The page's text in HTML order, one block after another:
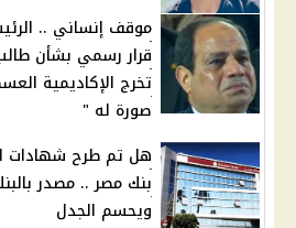
موقف إنساني ..
قرار رسمي بشأن
تخرج الإكاديمية
صورة له "
بنك مصر .. مصدر
ويحسم الجدل